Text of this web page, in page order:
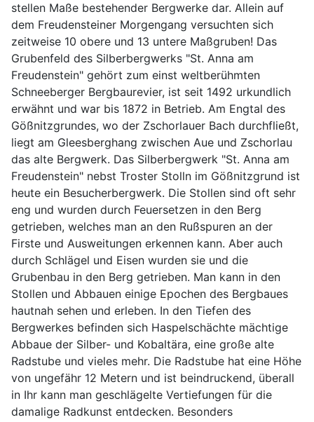
stellen Maße bestehender Bergwerke dar. Allein auf
dem Freudensteiner Morgengang versuchten sich
zeitweise 10 obere und 13 untere Maßgruben! Das
Grubenfeld des Silberbergwerks "St. Anna am
Freudenstein" gehört zum einst weltberühmten
Schneeberger Bergbaurevier, ist seit 1492 urkundlich
erwähnt und war bis 1872 in Betrieb. Am Engtal des
Gößnitzgrundes, wo der Zschorlauer Bach durchfließt,
liegt am Gleesberghang zwischen Aue und Zschorlau
das alte Bergwerk. Das Silberbergwerk "St. Anna am
Freudenstein" nebst Troster Stolln im Gößnitzgrund ist
heute ein Besucherbergwerk. Die Stollen sind oft sehr
eng und wurden durch Feuersetzen in den Berg
getrieben, welches man an den Rußspuren an der
Firste und Ausweitungen erkennen kann. Aber auch
durch Schlägel und Eisen wurden sie und die
Grubenbau in den Berg getrieben. Man kann in den
Stollen und Abbauen einige Epochen des Bergbaues
hautnah sehen und erleben. In den Tiefen des
Bergwerkes befinden sich Haspelschächte mächtige
Abbaue der Silber- und Kobaltära, eine große alte
Radstube und vieles mehr. Die Radstube hat eine Höhe
von ungefähr 12 Metern und ist beindruckend, überall
in Ihr kann man geschlägelte Vertiefungen für die
damalige Radkunst entdecken. Besonders